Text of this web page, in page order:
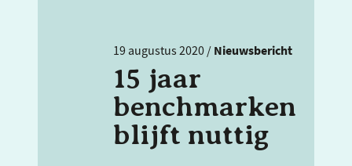
19 augustus 2020 / Nieuwsbericht
15 jaar
benchmarken
blijft nuttig